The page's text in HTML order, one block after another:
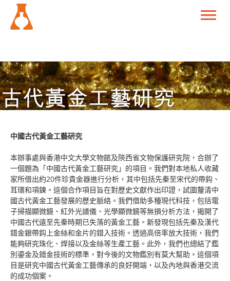
中國古代黃金工藝研究
本辦事處與香港中文大學文物館及陝西省文物保護研究院，合辦了
一個題為「中國古代黃金工藝研究」的項目。我們對本地私人收藏
家所借出約20件珍貴金器進行分析，其中包括先秦至宋代的帶鈎、
耳環和項鍊。這個合作項目旨在對歷史文獻作出印證，試圖釐清中
國古代黃金工藝發展的歷史脈絡。我們借助多種現代科技，包括電
子掃描顯微鏡、紅外光譜儀、光學顯微鏡等無損分析方法，揭開了
中國古代遠至先秦時期已失落的黃金工藝。新發現包括先秦及漢代
錯金銀帶鈎上金絲和金片的錯入技術。透過高倍率放大技術，我們
能夠研究珠化、焊接以及金絲等生產工藝。此外，我們也總結了鑑
別鎏金及錯金技術的標準，對今後的文物鑑別有莫大幫助。這個項
目是研究中國古代黃金工藝傳承的良好開端，以及內地與香港交流
的成功個案。